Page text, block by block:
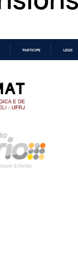
PARTICIPE